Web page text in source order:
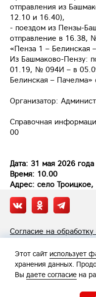
отправления из
12.10 и 16.40),
- поездом из Пензы-
отправление в 16.38,
«Пенза 1 – Белинская
Из Башмаково-Пензу:
01.19, № 094И – в
Белинская – Пачелма»
Организатор:
Справочная
00
Дата: 31 мая 2026 года
Время: 10.00
Адрес: село
Согласие на
Этот сайт использует
хранения данных.
Вы даете согласие на